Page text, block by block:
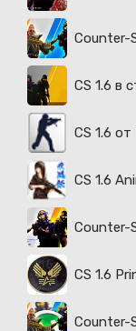
Counter-
CS 1.6 в
CS 1.6
CS 1.6
Counter-
CS 1.6
Counter-